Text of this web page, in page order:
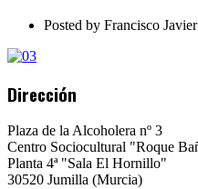
Posted by Francisco
Dirección
Plaza de la Alcoholera nº 3
Centro Sociocultural "Roque
Planta 4ª "Sala El Hornillo"
30520 Jumilla (Murcia)